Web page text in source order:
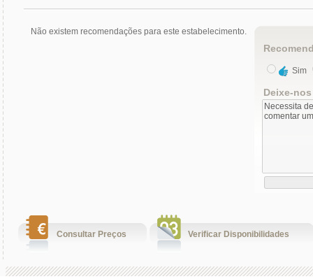
Não existem recomendações para este estabelecimento.
Sim
Deixe-
Consultar Preços Verificar Disponibilidades